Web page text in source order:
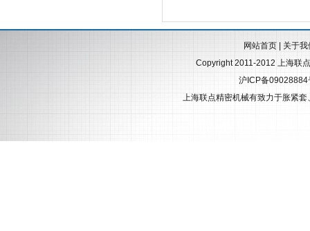
网站首页
关于我
Copyright 2011-2012 上海联
沪ICP备09028884
上海联点精密机械有致力于胀紧套